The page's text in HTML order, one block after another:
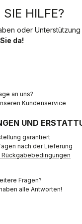
HILFE?
oder
da!
an uns?
Kundenservice
UND
garantiert
nach der Lieferung
Fragen?
alle Antworten!